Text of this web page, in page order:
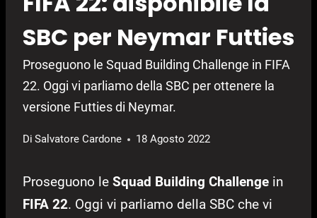
SBC per Neymar Futties
Proseguono le Squad Building Challenge in FIFA
22. Oggi vi parliamo della SBC per ottenere la
versione Futties di Neymar.
Di Salvatore Cardone 18 Agosto 2022
Proseguono le Squad Building Challenge in
FIFA 22. Oggi vi parliamo della SBC che vi